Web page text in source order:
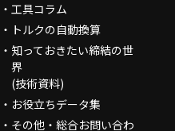
工具コラム
トルクの自動換算
知っておきたい締結の世
界
(技術資料)
お役立ちデータ集
その他・総合お問い合わ